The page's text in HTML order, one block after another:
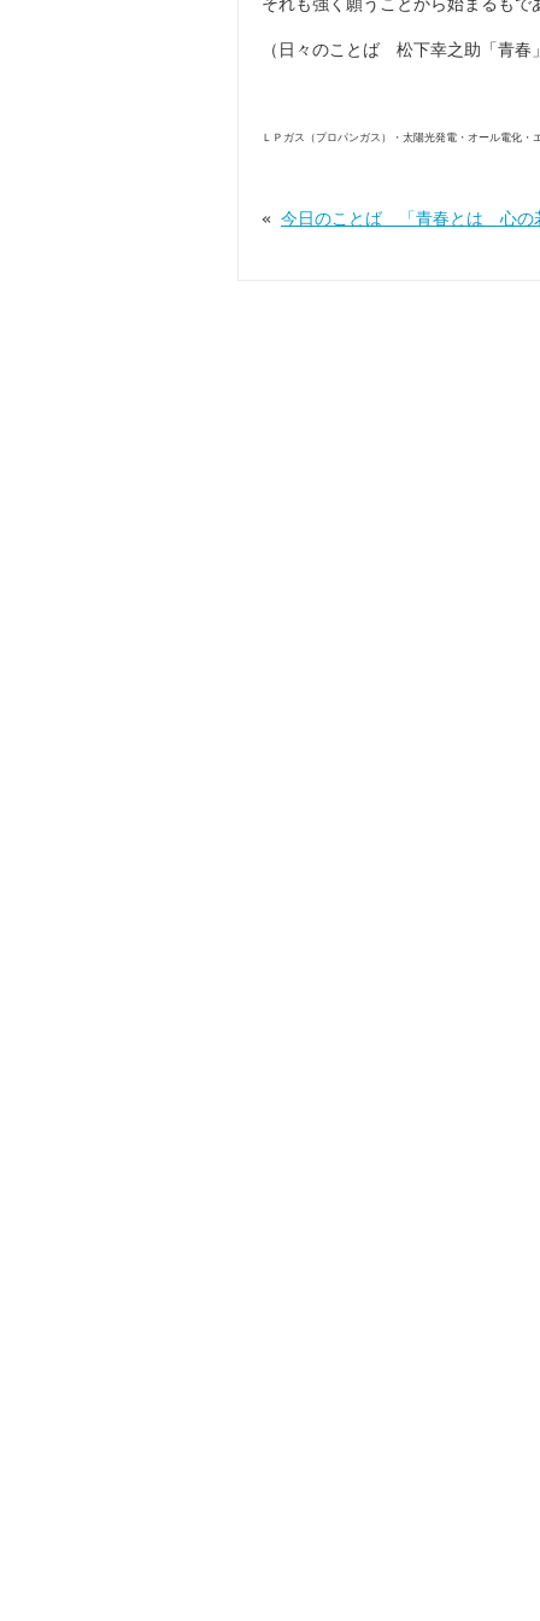
（日々のことば 松下幸之助「青
ＬＰガス（プロパンガス）・太陽光発電・オール電化
« 今日のことば 「青春とは 心の